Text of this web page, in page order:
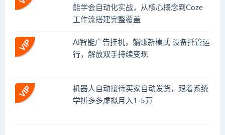
能学会自动化实战，从核心概念到Coze
工作流搭建完整覆盖
AI智能广告挂机，躺赚新模式 设备托管运
行，解放双手持续变现
机器人自动接待买家自动发货，跟着系统
学拼多多虚拟月入1-5万